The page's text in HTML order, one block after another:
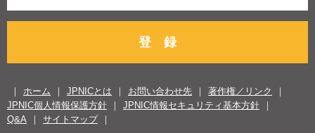
登 録
ホーム JPNICとは お問い合わせ先
著作権／リンク
JPNIC個人情報保護方針
JPNIC情報セキュリティ基本方針
Q&A
サイトマップ